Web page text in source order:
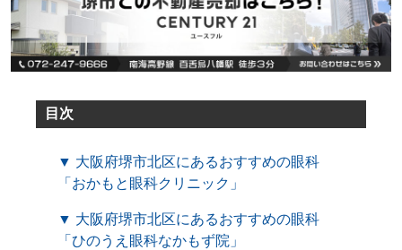
目次
▼ 大阪府堺市北区にあるおすすめの眼科
「おかもと眼科クリニック」
▼ 大阪府堺市北区にあるおすすめの眼科
「ひのうえ眼科なかもず院」